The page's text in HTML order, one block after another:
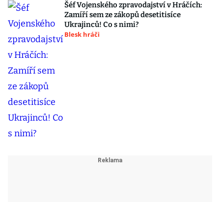
Šéf Vojenského zpravodajství v Hráčích:
Zamíří sem ze zákopů desetitisíce
Ukrajinců! Co s nimi?
Blesk hráči